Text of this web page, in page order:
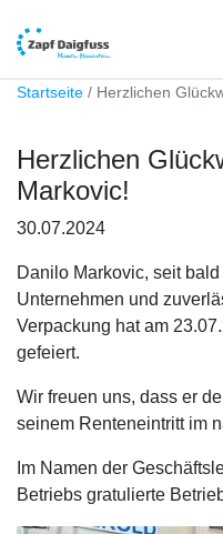
Startseite Herzlichen
Herzlichen
Markovic!
30.07.2024
Danilo Markovic, seit
Unternehmen und
Verpackung hat am
gefeiert.
Wir freuen uns, dass er
seinem Renteneintritt im
Im Namen der
Betriebs gratulierte